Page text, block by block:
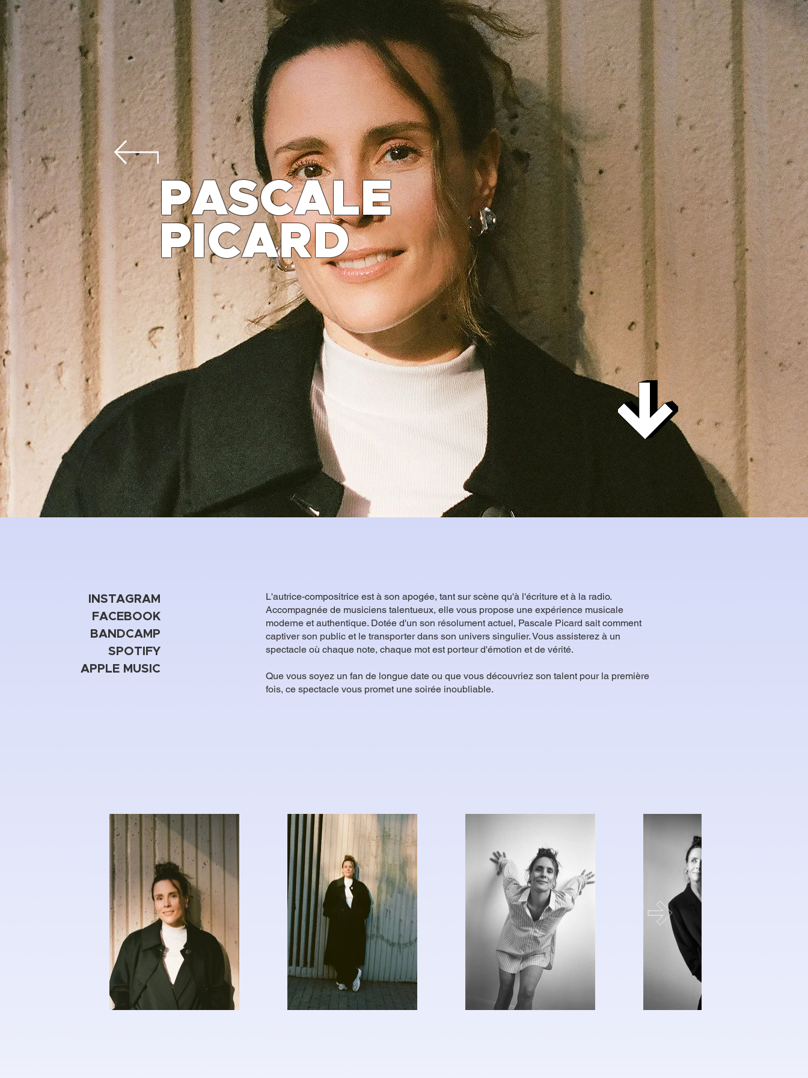
PASCALE
PICARD
INSTAGRAM
FACEBOOK
BANDCAMP
SPOTIFY
APPLE MUSIC
L'autrice-compositrice est à son apogée, tant sur scène qu'à l'écriture et à la radio.
Accompagnée de musiciens talentueux, elle vous propose une expérience musicale
moderne et authentique. Dotée d'un son résolument actuel, Pascale Picard sait comment
captiver son public et le transporter dans son univers singulier. Vous assisterez à un
spectacle où chaque note, chaque mot est porteur d'émotion et de vérité.
Que vous soyez un fan de longue date ou que vous découvriez son talent pour la première
fois, ce spectacle vous promet une soirée inoubliable.